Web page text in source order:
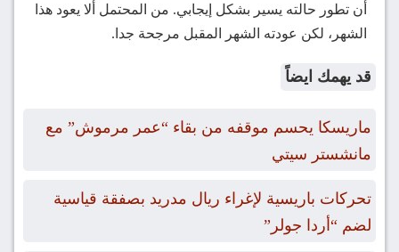
أن تطور حالته يسير بشكل إيجابي. من المحتمل ألا يعود هذا
الشهر، لكن عودته الشهر المقبل مرجحة جدا.
قد يهمك ايضاً
ماريسكا يحسم موقفه من بقاء “عمر مرموش” مع
مانشستر سيتي
تحركات باريسية لإغراء ريال مدريد بصفقة قياسية
لضم “أردا جولر”